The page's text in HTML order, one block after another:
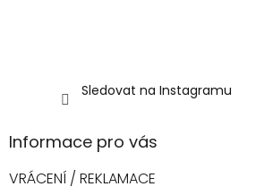
Sledovat na Instagramu
Informace pro vás
VRÁCENÍ / REKLAMACE